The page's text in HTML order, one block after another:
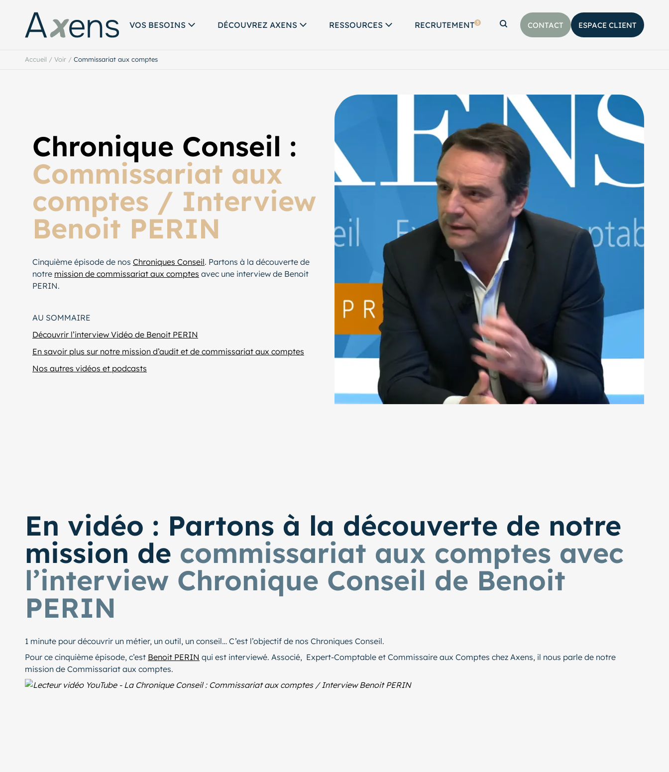
VOS BESOINS DÉCOUVREZ AXENS RESSOURCES RECRUTEMENT 3
Afficher la barre de recherche
CONTACT ESPACE CLIENT
Accueil / Voir / Commissariat aux comptes
Chronique Conseil :
Commissariat aux
comptes / Interview
Benoit PERIN
Cinquième épisode de nos Chroniques Conseil. Partons à la découverte de
notre mission de commissariat aux comptes avec une interview de Benoit
PERIN.
AU SOMMAIRE
Découvrir l’interview Vidéo de Benoit PERIN
En savoir plus sur notre mission d’audit et de commissariat aux comptes
Nos autres vidéos et podcasts
En vidéo : Partons à la découverte de notre
mission de commissariat aux comptes avec
l’interview Chronique Conseil de Benoit
PERIN
1 minute pour découvrir un métier, un outil, un conseil… C’est l’objectif de nos Chroniques Conseil.
Pour ce cinquième épisode, c’est Benoit PERIN qui est interviewé. Associé, Expert-Comptable et Commissaire aux Comptes chez Axens, il nous parle de notre
mission de Commissariat aux comptes.